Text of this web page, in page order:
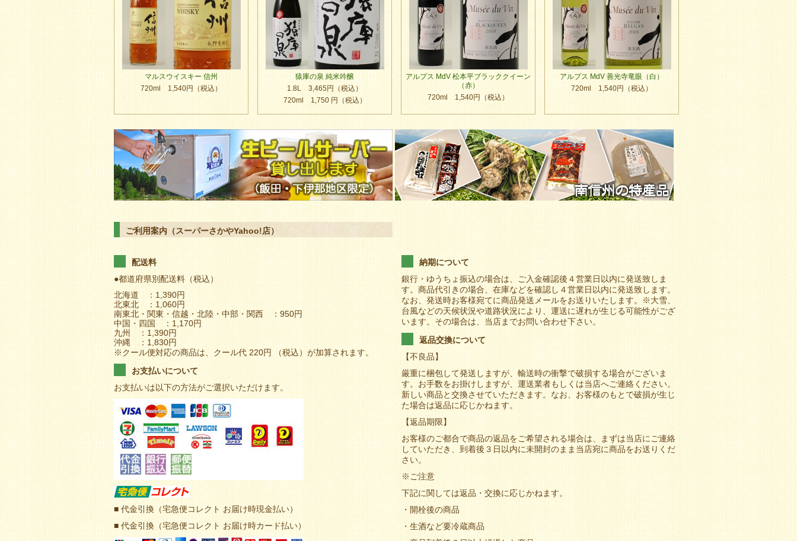
マルスウイスキー 信州
720ml 1,540円（税込）
猿庫の泉 純米吟醸
1.8L 3,465円（税込）
720ml 1,750 円（税込）
アルプス MdV 松本平ブラッククイーン
（赤）
720ml 1,540円（税込）
アルプス MdV 善光寺竜眼（白）
720ml 1,540円（税込）
ご利用案内（スーパーさかやYahoo!店）
配送料
●都道府県別配送料（税込）
北海道 ：1,390円
北東北 ：1,060円
南東北・関東・信越・北陸・中部・関西 ：950円
中国・四国 ：1,170円
九州 ：1,390円
沖縄 ：1,830円
※クール便対応の商品は、クール代 220円 （税込）が加算されます。
お支払いについて
お支払いは以下の方法がご選択いただけます。
■ 代金引換（宅急便コレクト お届け時現金払い）
■ 代金引換（宅急便コレクト お届け時カード払い）
納期について
銀行・ゆうちょ振込の場合は、ご入金確認後４営業日以内に発送致しま
す。商品代引きの場合、在庫などを確認し４営業日以内に発送致します。
なお、発送時お客様宛てに商品発送メールをお送りいたします。※大雪、
台風などの天候状況や道路状況により、運送に遅れが生じる可能性がござ
います。その場合は、当店までお問い合わせ下さい。
返品交換について
【不良品】
厳重に梱包して発送しますが、輸送時の衝撃で破損する場合がございま
す。お手数をお掛けしますが、運送業者もしくは当店へご連絡ください。
新しい商品と交換させていただきます。なお、お客様のもとで破損が生じ
た場合は返品に応じかねます。
【返品期限】
お客様のご都合で商品の返品をご希望される場合は、まずは当店にご連絡
していただき、到着後３日以内に未開封のまま当店宛に商品をお送りくだ
さい。
※ご注意
下記に関しては返品・交換に応じかねます。
・開栓後の商品
・生酒など要冷蔵商品